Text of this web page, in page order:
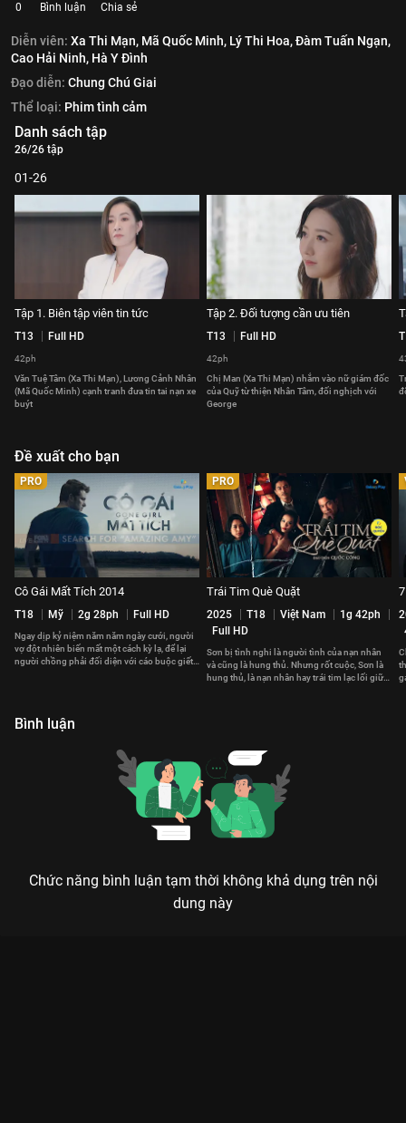
0 Bình luận Chia sẻ
Diễn viên: Xa Thi Mạn, Mã Quốc Minh, Lý Thi Hoa,Đàm Tuấn Ngạn,
Cao Hải Ninh, Hà Y Đình
Đạo diễn: Chung Chú Giai
Thể loại: Phim tình cảm
Danh sách tập
26/26 tập
01-26
Tập 1. Biên tập viên tin tức
T13 Full HD
42ph
Văn Tuệ Tâm (Xa Thi Mạn), Lương Cảnh Nhân
(Mã Quốc Minh) cạnh tranh đưa tin tai nạn xe
buýt
Tập 2. Đối tượng cần ưu tiên
T13 Full HD
42ph
Chị Man (Xa Thi Mạn) nhắm vào nữ giám đốc
của Quỹ từ thiện Nhân Tâm, đối nghịch với
George
Đề xuất cho bạn
PRO
Cô Gái Mất Tích 2014
T18 Mỹ 2g 28ph Full HD
Ngay dịp kỷ niệm năm năm ngày cưới, người
vợ đột nhiên biến mất một cách kỳ lạ, để lại
người chồng phải đối diện với cáo buộc giết
PRO
Trái Tim Què Quặt
2025 T18 Việt Nam
1g 42ph
Full HD
Sơn bị tình nghi là người tình của nạn nhân
và cũng là hung thủ. Nhưng rốt cuộc, Sơn là
hung thủ, là nạn nhân hay trái tim lạc lối giữa
Bình luận
Chức năng bình luận tạm thời không khả dụng trên nội
dung này